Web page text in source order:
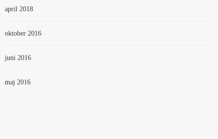
april 2018
oktober 2016
juni 2016
maj 2016